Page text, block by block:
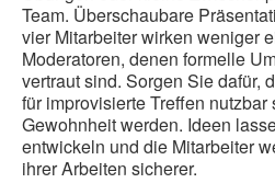
Team. Überschaubare
vier Mitarbeiter wirken weniger
Moderatoren, denen formelle
vertraut sind. Sorgen Sie dafür,
für improvisierte Treffen
Gewohnheit werden. Ideen
entwickeln und die Mitarbeiter
ihrer Arbeiten sicherer.